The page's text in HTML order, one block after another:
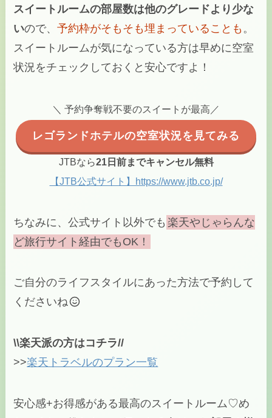
スイートルームの部屋数は他のグレードより少な
いので、予約枠がそもそも埋まっていることも 。
スイートルームが気になっている方は早めに空室
状況をチェックしておくと安心ですよ！
＼ 予約争奪戦不要のスイートが最高／
レゴランドホテルの空室状況を見てみる
JTBなら21日前までキャンセル無料
【JTB公式サイト】https://www.jtb.co.jp/
ちなみに、公式サイト以外でも 楽天やじゃらんな
ど旅行サイト経由でもOK！
ご自分のライフスタイルにあった方法で予約して
くださいね
\\楽天派の方はコチラ//
>>楽天トラベルのプラン一覧
安心感+お得感がある最高のスイートルーム♡め